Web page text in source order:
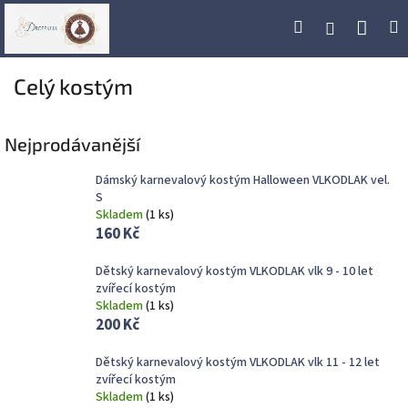
Přejít
Hledat Přihlášení
Celý kostým
Nejprodávanější
Dámský karnevalový kostým Halloween VLKODLAK vel.
S
Skladem(1 ks)
160 Kč
Dětský karnevalový kostým VLKODLAK vlk 9 - 10 let
zvířecí kostým
Skladem(1 ks)
200 Kč
Dětský karnevalový kostým VLKODLAK vlk 11 - 12 let
zvířecí kostým
Skladem(1 ks)